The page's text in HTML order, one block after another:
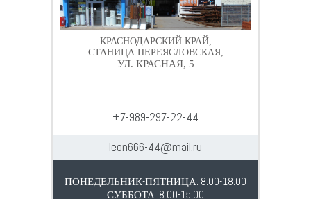
КРАСНОДАРСКИЙ КРАЙ,
СТАНИЦА ПЕРЕЯСЛОВСКАЯ,
УЛ. КРАСНАЯ, 5
+7-989-297-22-44
leon666-44@mail.ru
ПОНЕДЕЛЬНИК-ПЯТНИЦА: 8.00-18.00
СУББОТА: 8.00-15.00